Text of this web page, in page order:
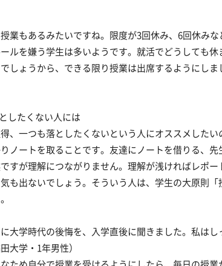
業もあるみたいですね。限度が3回休み、6回休みな
ルを嫌う学生は多いようです。就活でどうしても
しょうから、できる限り授業は出席するようにしま
したくない人には
、一つも落としたくないという人にオススメしたい
ノートを取ることです。友達にノートを借りる、先
すが理解につながりません。理解が浅ければレポー
も出ないでしょう。そういう人は、学生の大原則「
に大学時代の後悔を、入学直後に聞きました。私はし
大学・1年男性）